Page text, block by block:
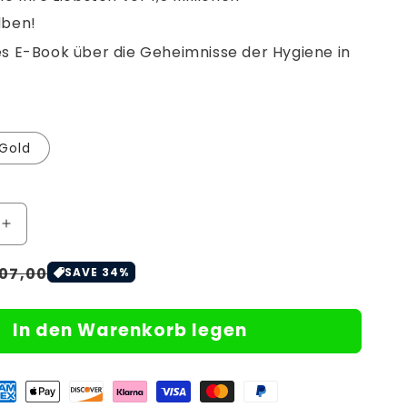
E-Book über die Geheimnisse der Hygiene in
Erhöhe
die
Menge
nulooa™
DeepVac
SAVE 34%
In den Warenkorb legen